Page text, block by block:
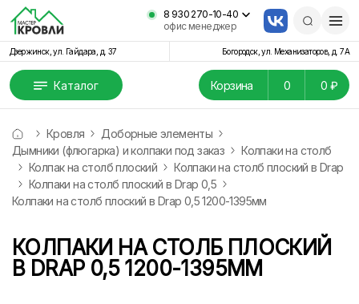
8 930 270-10-40
офис менеджер
Дзержинск, ул. Гайдара, д. 37 Богородск, ул. Механизаторов, д. 7А
Каталог Корзина 0 0 ₽
Кровля
Доборные элементы
Дымники (флюгарка) и колпаки под заказ
Колпаки на столб
Колпак на столб плоский
Колпаки на столб плоский в Drap
Колпаки на столб плоский в Drap 0,5
Колпаки на столб плоский в Drap 0,5 1200-1395мм
КОЛПАКИ НА СТОЛБ ПЛОСКИЙ
В DRAP 0,5 1200-1395ММ